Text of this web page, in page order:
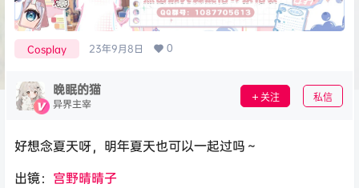
Cosplay 23年9月8日 0
晚眠的猫
异界主宰 关注 私信
好想念夏天呀，明年夏天也可以一起过吗～
出镜： 宫野晴晴子